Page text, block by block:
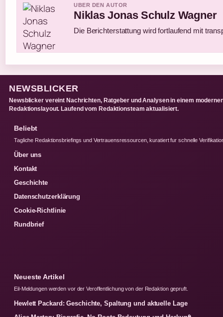
UBER DEN AUTOR
Niklas Jonas Schulz Wagner
Die Berichterstattung wird fortlaufend mit
NEWSBLICKER
Newsblicker vereint Nachrichten, Ratgeber und Analysen in einem
Redaktionslayout. Laufend vom Redaktionsteam aktualisiert.
Beliebt
Tagliche Redaktionsbriefings und Vertrauensressourcen, kuratiert fur schnelle
Über uns
Kontakt
Geschichte
Datenschutzerklärung
Cookie-Richtlinie
Rundbrief
Neueste Artikel
Eil-Meldungen werden vor der Veroffentlichung von der Redaktion gepruft.
Hewlett Packard: Geschichte, Spaltung und aktuelle Lage